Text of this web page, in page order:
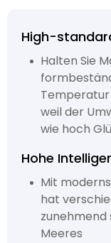
High-
Halten Sie
weil der
wie hoch
Hohe
Mit
hat
zunehmend
Meeres